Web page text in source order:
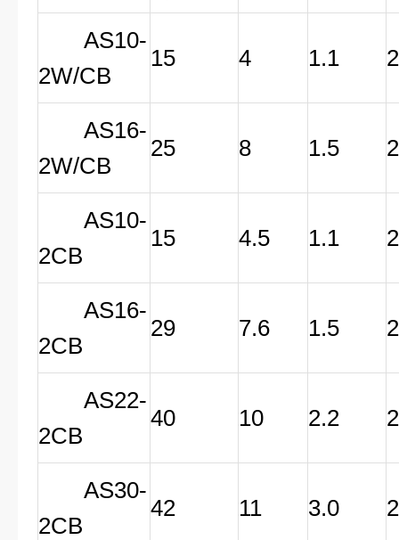
AS10-
2W/CB
15 4 1.1
AS16-
2W/CB
25 8 1.5
AS10-
2CB
15 4.5 1.1
AS16-
2CB
29 7.6 1.5
AS22-
2CB
40 10 2.2
AS30-
2CB
42 11 3.0